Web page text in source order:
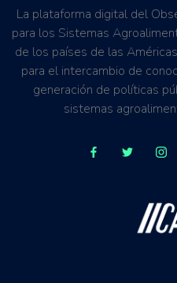
La plataforma digital del
para los Sistemas
de los países de las
para el intercambio de
generación de políticas
sistemas